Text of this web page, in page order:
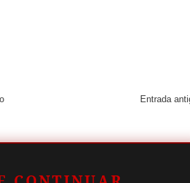
Entrada